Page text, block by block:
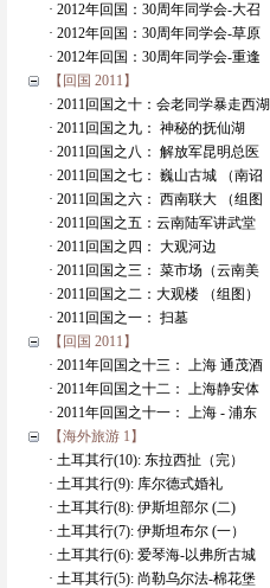
· 2012年回国：30周年同学会-大召
· 2012年回国：30周年同学会-草原
· 2012年回国：30周年同学会-重逢
【回国 2011】
· 2011回国之十：会老同学暴走西湖
· 2011回国之九： 神秘的抚仙湖
· 2011回国之八： 解放军昆明总医
· 2011回国之七： 巍山古城 （南诏
· 2011回国之六： 西南联大 （组图
· 2011回国之五：云南陆军讲武堂
· 2011回国之四： 大观河边
· 2011回国之三： 菜市场（云南美
· 2011回国之二：大观楼 （组图）
· 2011回国之一： 扫墓
【回国 2011】
· 2011年回国之十三： 上海 通茂酒
· 2011年回国之十二： 上海静安体
· 2011年回国之十一： 上海 - 浦东
【海外旅游 1】
· 土耳其行(10): 东拉西扯（完）
· 土耳其行(9): 库尔德式婚礼
· 土耳其行(8): 伊斯坦部尔 (二)
· 土耳其行(7): 伊斯坦布尔 (一）
· 土耳其行(6): 爱琴海-以弗所古城
· 土耳其行(5): 尚勒乌尔法-棉花堡